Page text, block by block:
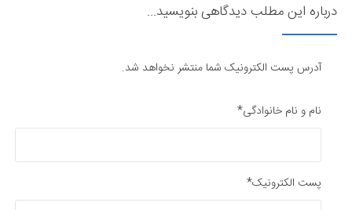
درباره این مطلب دیدگاهی بنویسید...
آدرس پست الکترونیک شما منتشر نخواهد شد.
نام و نام خانوادگی*
پست الکترونیک*